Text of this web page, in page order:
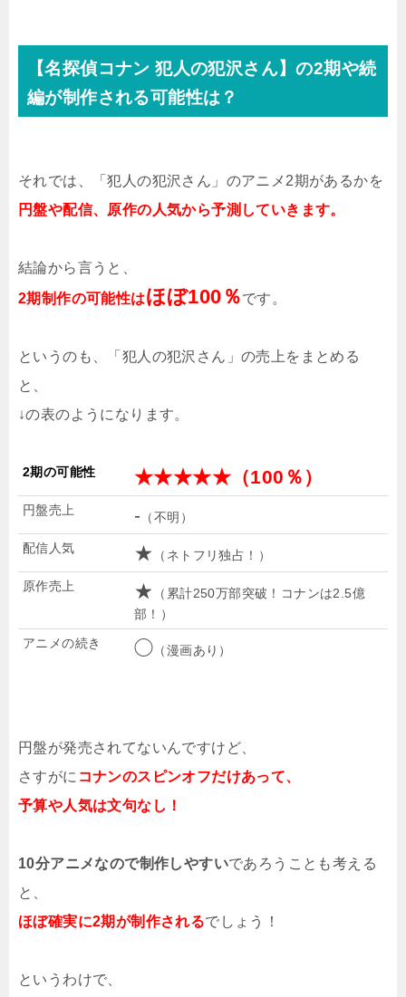
【名探偵コナン 犯人の犯沢さん】の2期や続
編が制作される可能性は？
それでは、「犯人の犯沢さん」のアニメ2期があるかを
円盤や配信、原作の人気から予測していきます。
結論から言うと、
2期制作の可能性はほぼ100％です。
というのも、「犯人の犯沢さん」の売上をまとめる
と、
↓の表のようになります。
2期の可能性 ★★★★★（100％）
円盤売上 - （不明）
配信人気 ★ （ネトフリ独占！）
原作売上 ★ （累計250万部突破！コナンは2.5億
部！）
アニメの続き
◯ （漫画あり）
円盤が発売されてないんですけど、
さすがに コナンのスピンオフだけあって、
予算や人気は文句なし！
10分アニメなので制作しやすいであろうことも考える
と、
ほぼ確実に2期が制作されるでしょう！
というわけで、